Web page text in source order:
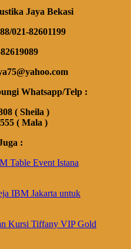
Jaya Bekasi
021-82601199
Whatsapp/Telp :
( Sheila )
( Mala )
:
Table Event Istana
IBM Jakarta untuk
Kursi Tiffany VIP Gold